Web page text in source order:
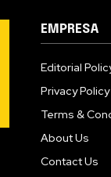
EMPRESA
Editorial
Privacy Policy
Terms &
About Us
Contact Us